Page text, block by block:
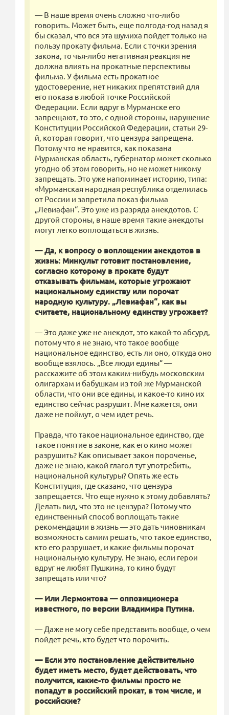
— В наше время очень сложно что-либо
говорить. Может быть, еще полгода-год назад я
бы сказал, что вся эта шумиха пойдет только на
пользу прокату фильма. Если с точки зрения
закона, то чья-либо негативная реакция не
должна влиять на прокатные перспективы
фильма. У фильма есть прокатное
удостоверение, нет никаких препятствий для
его показа в любой точке Российской
Федерации. Если вдруг в Мурманске его
запрещают, то это, с одной стороны, нарушение
Конституции Российской Федерации, статьи 29-
й, которая говорит, что цензура запрещена.
Потому что не нравится, как показана
Мурманская область, губернатор может сколько
угодно об этом говорить, но не может никому
запрещать. Это уже напоминает историю, типа:
«Мурманская народная республика отделилась
от России и запретила показ фильма
„Левиафан“. Это уже из разряда анекдотов. С
другой стороны, в наше время такие анекдоты
могут легко воплощаться в жизнь.
— Да, к вопросу о воплощении анекдотов в
жизнь: Минкульт готовит постановление,
согласно которому в прокате будут
отказывать фильмам, которые угрожают
национальному единству или порочат
народную культуру. „Левиафан“, как вы
считаете, национальному единству угрожает?
— Это даже уже не анекдот, это какой-то абсурд,
потому что я не знаю, что такое вообще
национальное единство, есть ли оно, откуда оно
вообще взялось. „Все люди едины“ —
расскажите об этом каким-нибудь московским
олигархам и бабушкам из той же Мурманской
области, что они все едины, и какое-то кино их
единство сейчас разрушит. Мне кажется, они
даже не поймут, о чем идет речь.
Правда, что такое национальное единство, где
такое понятие в законе, как его кино может
разрушить? Как описывает закон пороченье,
даже не знаю, какой глагол тут употребить,
национальной культуры? Опять же есть
Конституция, где сказано, что цензура
запрещается. Что еще нужно к этому добавлять?
Делать вид, что это не цензура? Потому что
единственный способ воплощать такие
рекомендации в жизнь — это дать чиновникам
возможность самим решать, что такое единство,
кто его разрушает, и какие фильмы порочат
национальную культуру. Не знаю, если герои
вдруг не любят Пушкина, то кино будут
запрещать или что?
— Или Лермонтова — оппозиционера
известного, по версии Владимира Путина.
— Даже не могу себе представить вообще, о чем
пойдет речь, кто будет что порочить.
— Если это постановление действительно
будет иметь место, будет действовать, что
получится, какие-то фильмы просто не
попадут в российский прокат, в том числе, и
российские?